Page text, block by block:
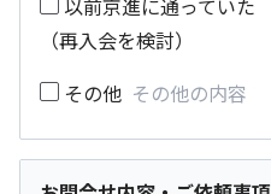
以前京進に通っていた
（再入会を検討）
その他